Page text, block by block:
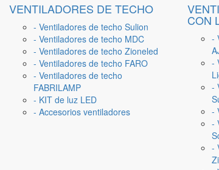
VENTILADORES DE TECHO
- Ventiladores de techo Sulion
- Ventiladores de techo MDC
- Ventiladores de techo Zioneled
- Ventiladores de techo FARO
- Ventiladores de techo
FABRILAMP
- KIT de luz LED
- Accesorios ventiladores
CON
-
-
-
-
-
-